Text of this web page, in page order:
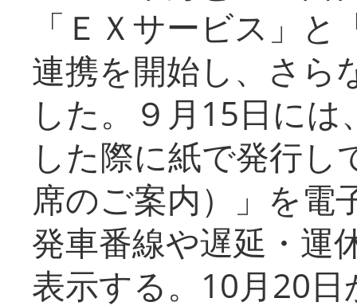
「ＥＸサービス」
連携を開始し、さら
した。９月15日に
した際に紙で発行し
席のご案内）」を電
発車番線や遅延・運
表示する。10月20